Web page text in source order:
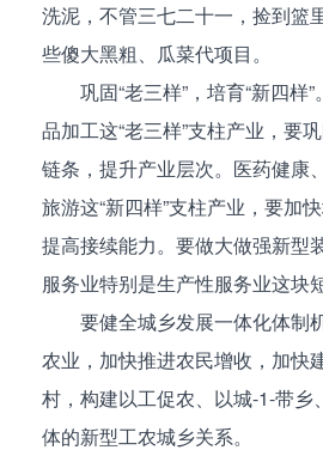
洗泥，不管三七二十一，捡到篮
些傻大黑粗、瓜菜代项目。
巩固“老三样”，培育“新四样”
品加工这“老三样”支柱产业，要
链条，提升产业层次。医药健康
旅游这“新四样”支柱产业，要加
提高接续能力。要做大做强新型
服务业特别是生产性服务业这块
要健全城乡发展一体化体制
农业，加快推进农民增收，加快
村，构建以工促农、以城-1-带乡
体的新型工农城乡关系。